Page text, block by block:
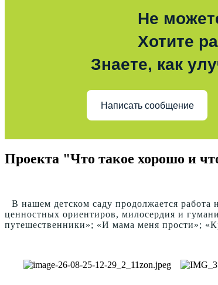
Не
Хотите
Знаете, как
Написать сообщение
Проекта "Что такое хорошо и
В нашем детском саду продолжается работа
ценностных ориентиров, милосердия и
путешественники»; «И мама меня прости»;